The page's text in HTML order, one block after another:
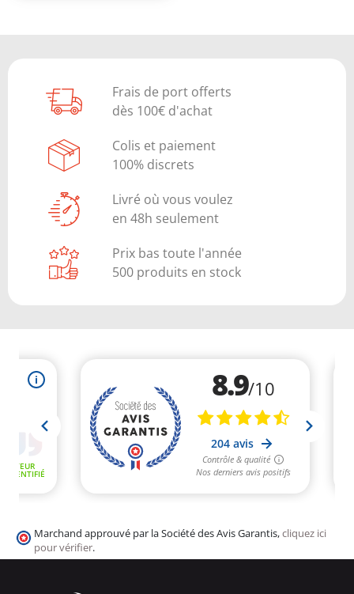
Frais de port offerts
dès 100€ d'achat
Colis et paiement
100% discrets
Livré où vous voulez
en 48h seulement
Prix bas toute l'année
500 produits en stock
Marchand approuvé par la Société des Avis Garantis,cliquez ici
pour vérifier.